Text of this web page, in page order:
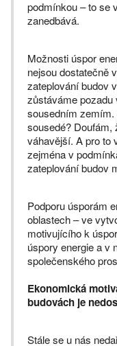
podmínkou – to se
zanedbává.
Možnosti úspor
nejsou dostatečně
zateplování budov
zůstáváme pozadu
sousedním
sousedé? Doufám,
váhavější. A pro to
zejména v
zateplování budov
Podporu úsporám
oblastech – ve
motivujícího k
úspory energie a v
společenského
Ekonomická
budovách je
Stále se u nás